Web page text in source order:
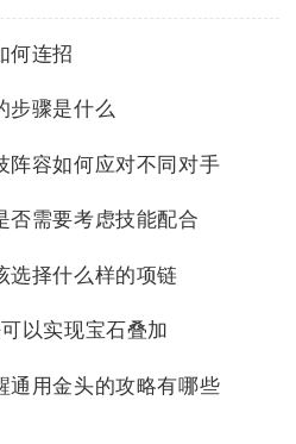
空洞的短板，以分层养成、多
何连招
步骤是什么
阵容如何应对不同对手
否需要考虑技能配合
选择什么样的项链
以实现宝石叠加
通用金头的攻略有哪些